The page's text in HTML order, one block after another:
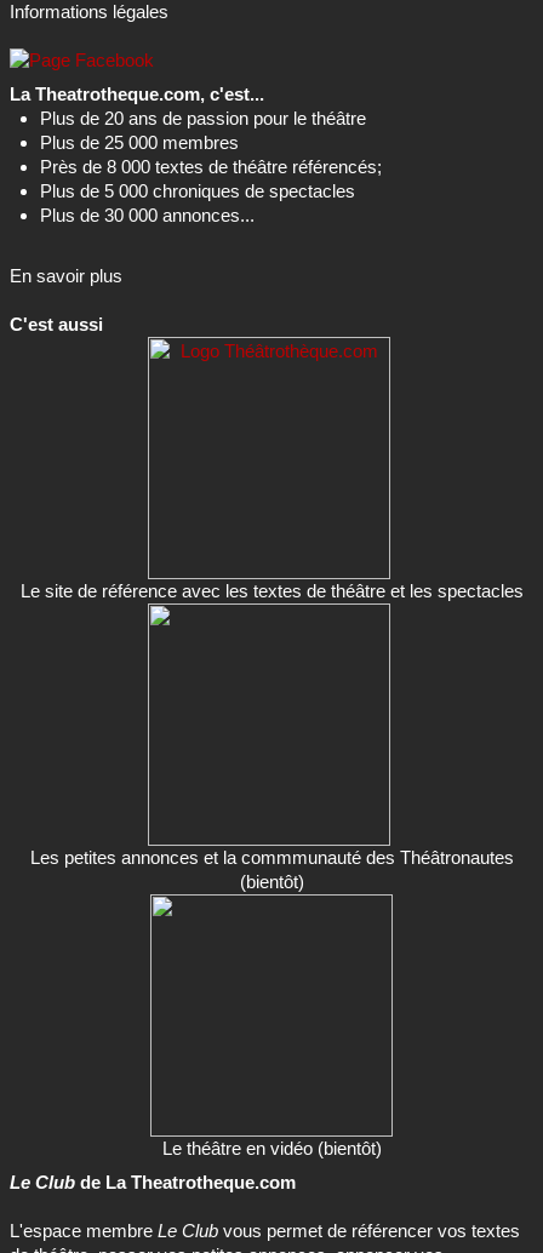
Informations légales
La Theatrotheque.com, c'est...
Plus de 20 ans de passion pour le théâtre
Plus de 25 000 membres
Près de 8 000 textes de théâtre référencés;
Plus de 5 000 chroniques de spectacles
Plus de 30 000 annonces...
En savoir plus
C'est aussi
Le site de référence avec les textes de théâtre et les spectacles
Les petites annonces et la commmunauté des Théâtronautes
(bientôt)
Le théâtre en vidéo (bientôt)
Le Club de La Theatrotheque.com
L'espace membre Le Club vous permet de référencer vos textes